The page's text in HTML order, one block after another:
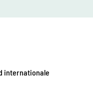
internationale